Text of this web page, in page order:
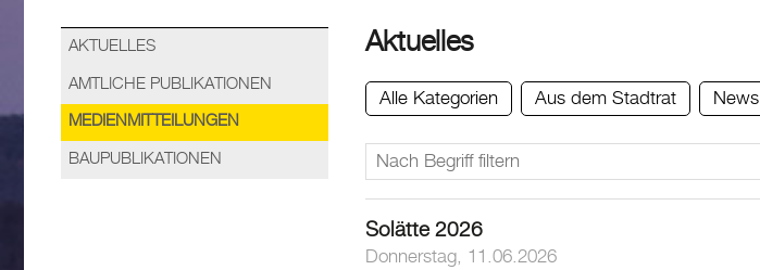
AKTUELLES
AMTLICHE PUBLIKATIONEN
MEDIENMITTEILUNGEN
BAUPUBLIKATIONEN
Aktuelles
Alle Kategorien Aus dem Stadtrat News
Solätte 2026
Donnerstag, 11.06.2026